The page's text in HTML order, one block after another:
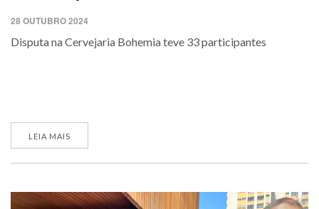
28 OUTUBRO 2024
Disputa na Cervejaria Bohemia teve 33 participantes
LEIA MAIS